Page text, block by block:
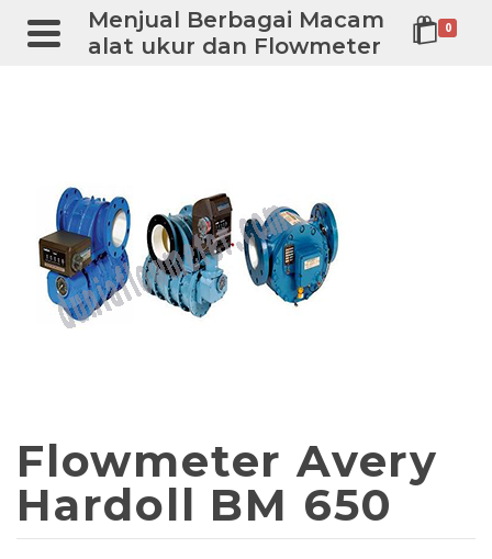
Menjual Berbagai Macam
alat ukur dan Flowmeter
0
Flowmeter Avery
Hardoll BM 650